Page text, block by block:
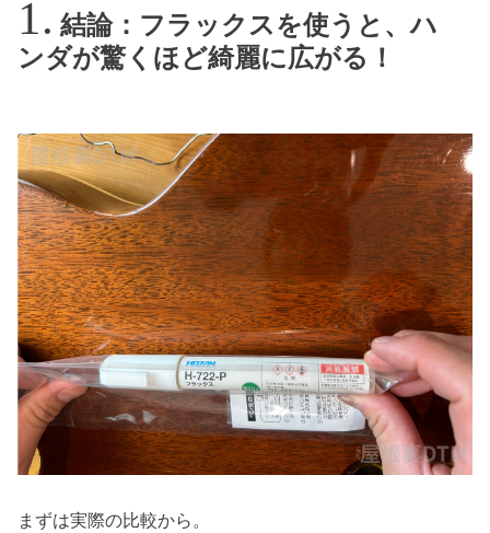
結論：フラックスを使うと、ハ
ンダが驚くほど綺麗に広がる！
まずは実際の比較から。